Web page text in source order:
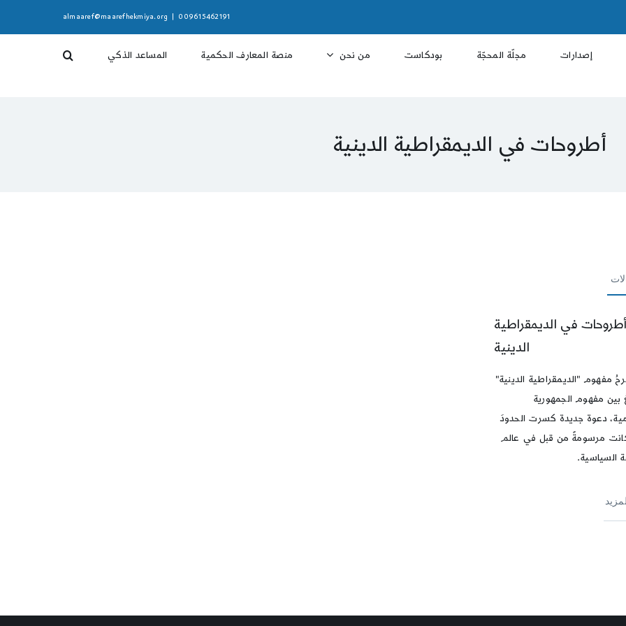
009615462191
almaaref@maarefhekmiya.org
إصدارات مجلّة المحجّة بودكاست من نحن منصة المعارف الحكمية المساعد الذكي
أطروحات في الديمقراطية الدينية
أطروحات في الديمقراطية
الدينية
مفهوم "الديمقراطية الدينية"
بين مفهوم الجمهورية
دعوة جديدة كسرت الحدودَ
مرسومةً من قبل في عالم
السياسية.